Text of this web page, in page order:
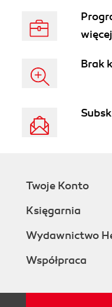
Brak
Twoje Konto
Księgarnia
Wydawnictwo
Współpraca